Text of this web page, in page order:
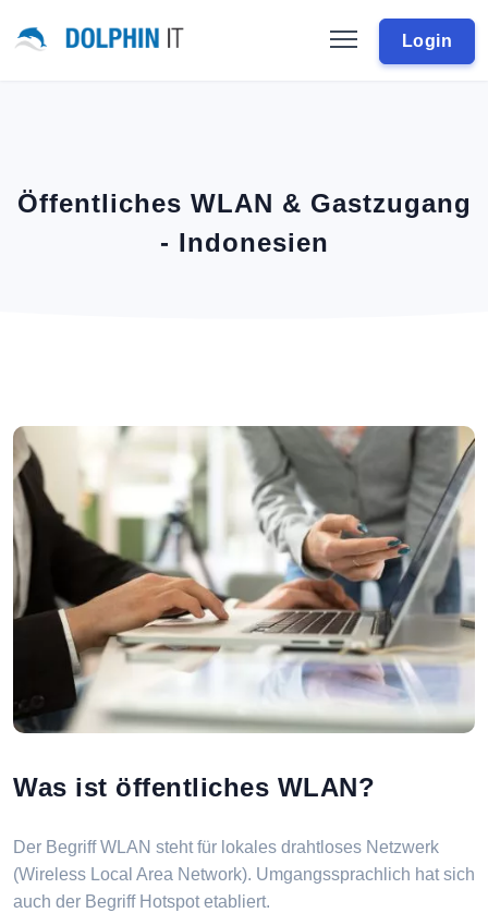
Login
Öffentliches WLAN & Gastzugang
- Indonesien
Was ist öffentliches WLAN?
Der Begriff WLAN steht für lokales drahtloses Netzwerk
(Wireless Local Area Network). Umgangssprachlich hat sich
auch der Begriff Hotspot etabliert.